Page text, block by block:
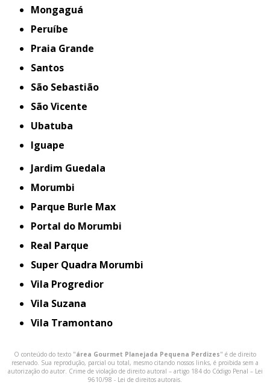
Mongaguá
Peruíbe
Praia Grande
Santos
São Sebastião
São Vicente
Ubatuba
iguape
Jardim Guedala
Morumbi
Parque Burle Max
Portal do Morumbi
Real Parque
Super Quadra Morumbi
Vila Progredior
Vila Suzana
Vila Tramontano
O conteúdo do texto "área Gourmet Planejada Pequena Perdizes" é de direito
reservado. Sua reprodução, parcial ou total, mesmo citando nossos links, é proibida sem a
autorização do autor. Crime de violação de direito autoral – artigo 184 do Código Penal – Lei
9610/98 - Lei de direitos autorais.